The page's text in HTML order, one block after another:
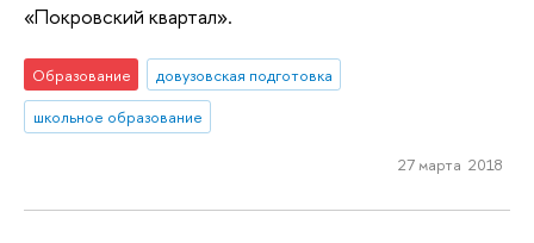
«Покровский квартал».
Образование
довузовская подготовка
школьное образование
27 марта 2018